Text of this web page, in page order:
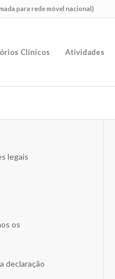
para rede móvel nacional)
Clínicos Atividades
legais
os
declaração